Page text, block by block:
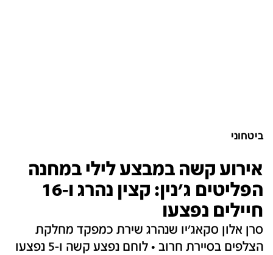
ביטחוני
אירוע קשה במבצע לילי במחנה
הפליטים ג'נין: קצין נהרג ו-16
חיילים נפצעו
סרן אלון סקאג'יו שנהרג שירת כמפקד מחלקת
הצלפים בסיירת חרוב • לוחם נפצע קשה ו-5 נפצעו